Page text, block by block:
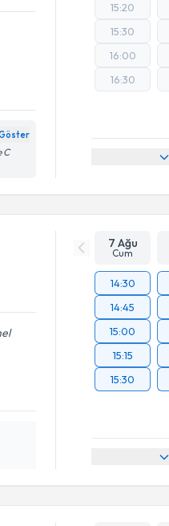
C
15:20
15:30
16:00
16:30
7 Ağu
Cum
14:30
14:45
15:00
15:15
15:30